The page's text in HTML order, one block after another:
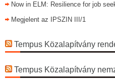
Now in ELM: Resilience for job
Megjelent az IPSZIN III/1
Tempus Közalapítvány
Tempus Közalapítvány